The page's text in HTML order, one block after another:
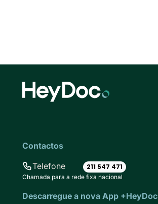
Contactos
Telefone 211 547 471
Chamada para a rede fixa nacional
Descarregue a nova App +HeyDoc